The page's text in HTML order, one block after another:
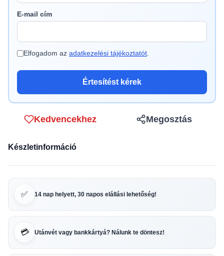
E-mail cím
Elfogadom az adatkezelési tájékoztatót
Értesítést kérek
Kedvencekhez Megosztás
Készletinformáció
✅ 14 nap helyett, 30 napos elállási lehetőség!
💳 Utánvét vagy bankkártyá? Nálunk te döntesz!